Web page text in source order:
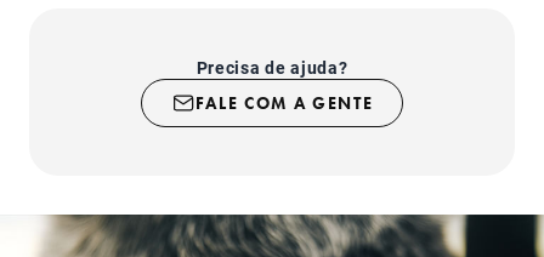
em caso de necessidade;
- Tira refletiva 360° visível de todas as direções.
Precisa de ajuda?
FALE COM A GENTE